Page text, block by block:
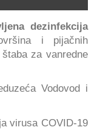
dezinfekcija
i pijačnih
za vanredne
Vodovod i
virusa COVID-19